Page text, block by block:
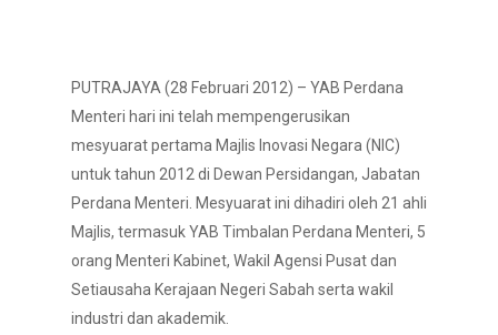
PUTRAJAYA (28 Februari 2012) – YAB Perdana
Menteri hari ini telah mempengerusikan
mesyuarat pertama Majlis Inovasi Negara (NIC)
untuk tahun 2012 di Dewan Persidangan, Jabatan
Perdana Menteri. Mesyuarat ini dihadiri oleh 21 ahli
Majlis, termasuk YAB Timbalan Perdana Menteri, 5
orang Menteri Kabinet, Wakil Agensi Pusat dan
Setiausaha Kerajaan Negeri Sabah serta wakil
industri dan akademik.